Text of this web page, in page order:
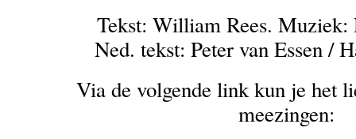
Tekst: William Rees.
Ned. tekst: Peter van Essen /
Via de volgende link kun je het
meezingen: